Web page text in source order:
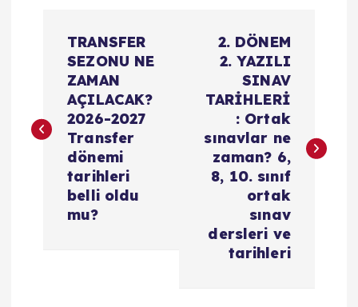
ı
TRANSFER
SEZONU NE
ZAMAN
AÇILACAK?
2026-2027
Transfer
dönemi
tarihleri
belli oldu
mu?
2. DÖNEM
2. YAZILI
SINAV
TARİHLERİ
: Ortak
sınavlar ne
zaman? 6,
8, 10. sınıf
ortak
sınav
dersleri ve
tarihleri